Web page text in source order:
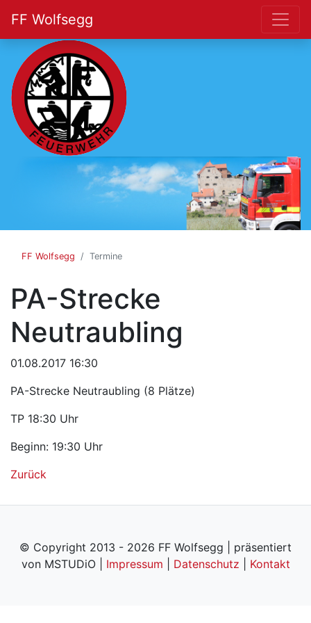
FF Wolfsegg
FF Wolfsegg Termine
PA-Strecke
Neutraubling
01.08.2017 16:30
PA-Strecke Neutraubling (8 Plätze)
TP 18:30 Uhr
Beginn: 19:30 Uhr
Zurück
© Copyright 2013 - 2026 FF Wolfsegg | präsentiert
von MSTUDiO | Impressum Datenschutz Kontakt